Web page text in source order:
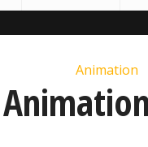
Animation